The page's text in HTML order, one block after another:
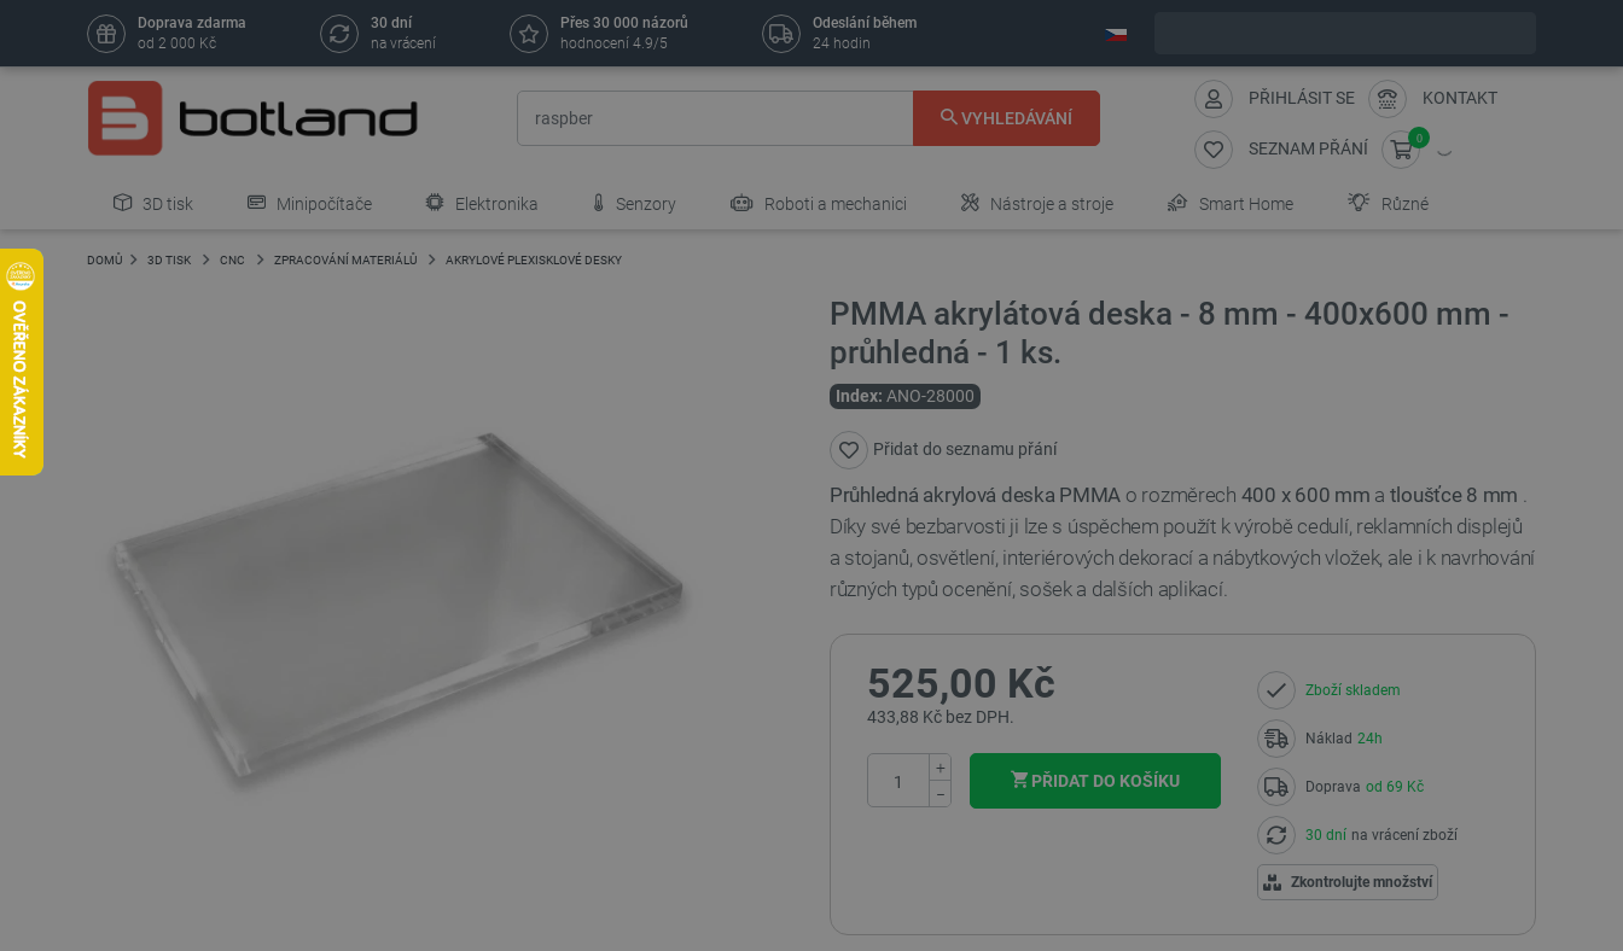
Doprava zdarma
od 2 000 Kč
30 dní
na vrácení
Přes 30 000 názorů
hodnocení 4.9/5
Odeslání během
24 hodin
VYHLEDÁVÁNÍ
PŘIHLÁSIT SE KONTAKT
SEZNAM PŘÁNÍ
0
3D tisk Minipočítače Elektronika Senzory Roboti a mechanici Nástroje a stroje Smart Home Různé
DOMŮ 3D TISK CNC ZPRACOVÁNÍ MATERIÁLŮ AKRYLOVÉ PLEXISKLOVÉ DESKY
PMMA akrylátová deska - 8 mm - 400x600 mm -
průhledná - 1 ks.
Index: ANO-28000
Přidat do seznamu přání
Průhledná akrylová deska PMMA o rozměrech 400 x 600 mm a tloušťce 8 mm .
Díky své bezbarvosti ji lze s úspěchem použít k výrobě cedulí, reklamních displejů
a stojanů, osvětlení, interiérových dekorací a nábytkových vložek, ale i k navrhování
různých typů ocenění, sošek a dalších aplikací.
525,00 Kč
433,88 Kč bez DPH.
+
−
PŘIDAT DO KOŠÍKU
Zboží skladem
Náklad 24h
Doprava od 69 Kč
30 dní na vrácení zboží
Zkontrolujte množství